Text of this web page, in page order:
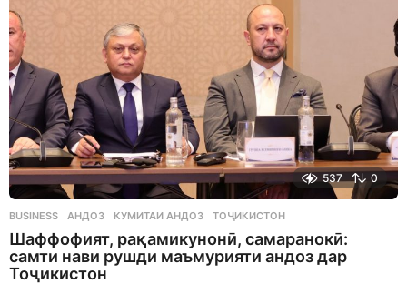
537 0
BUSINESS АНДОЗ ,КУМИТАИ АНДОЗ ,ТОҶИКИСТОН
Шаффофият, рақамикунонӣ, самаранокӣ:
самти нави рушди маъмурияти андоз дар
Тоҷикистон